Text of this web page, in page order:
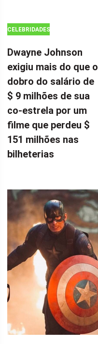
CELEBRIDADES
Dwayne Johnson
exigiu mais do que o
dobro do salário de
$ 9 milhões de sua
co-estrela por um
filme que perdeu $
151 milhões nas
bilheterias